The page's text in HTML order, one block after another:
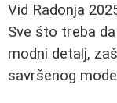
Vid Radonja
Sve što treba
modni detalj,
savršenog